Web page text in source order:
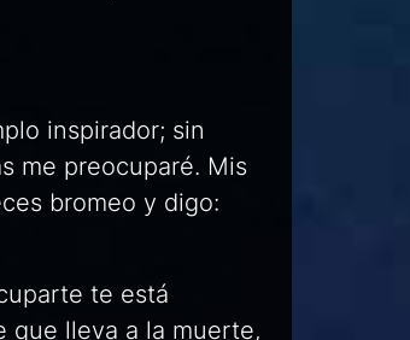
inspirador; sin
me preocuparé. Mis
bromeo y digo:
te está
que lleva a la muerte,